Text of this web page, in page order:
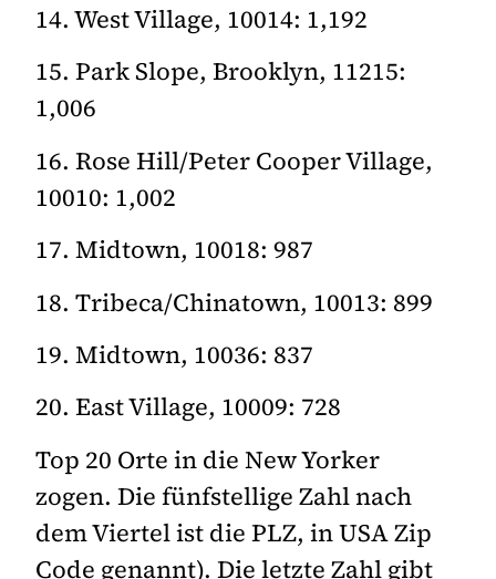
14. West Village, 10014: 1,192
15. Park Slope, Brooklyn, 11215:
1,006
16. Rose Hill/Peter Cooper Village,
10010: 1,002
17. Midtown, 10018: 987
18. Tribeca/Chinatown, 10013: 899
19. Midtown, 10036: 837
20. East Village, 10009: 728
Top 20 Orte in die New Yorker
zogen. Die fünfstellige Zahl nach
dem Viertel ist die PLZ, in USA Zip
Code genannt). Die letzte Zahl gibt